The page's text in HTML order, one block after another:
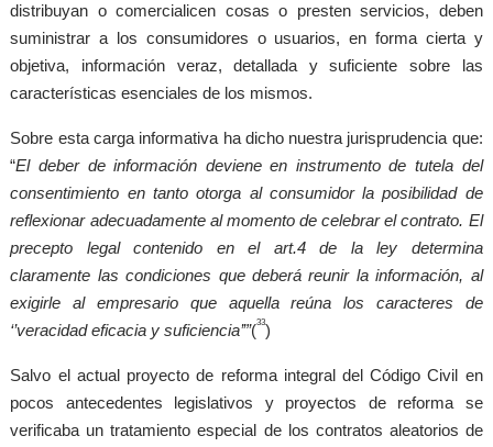
distribuyan o comercialicen cosas o presten servicios, deben
suministrar a los consumidores o usuarios, en forma cierta y
objetiva, información veraz, detallada y suficiente sobre las
características esenciales de los mismos.
Sobre esta carga informativa ha dicho nuestra jurisprudencia que:
“El deber de información deviene en instrumento de tutela del
consentimiento en tanto otorga al consumidor la posibilidad de
reflexionar adecuadamente al momento de celebrar el contrato. El
precepto legal contenido en el art.4 de la ley determina
claramente las condiciones que deberá reunir la información, al
exigirle al empresario que aquella reúna los caracteres de
‘’veracidad eficacia y suficiencia’’”(33)
Salvo el actual proyecto de reforma integral del Código Civil en
pocos antecedentes legislativos y proyectos de reforma se
verificaba un tratamiento especial de los contratos aleatorios de